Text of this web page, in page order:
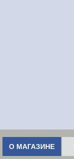
О МАГАЗИНЕ